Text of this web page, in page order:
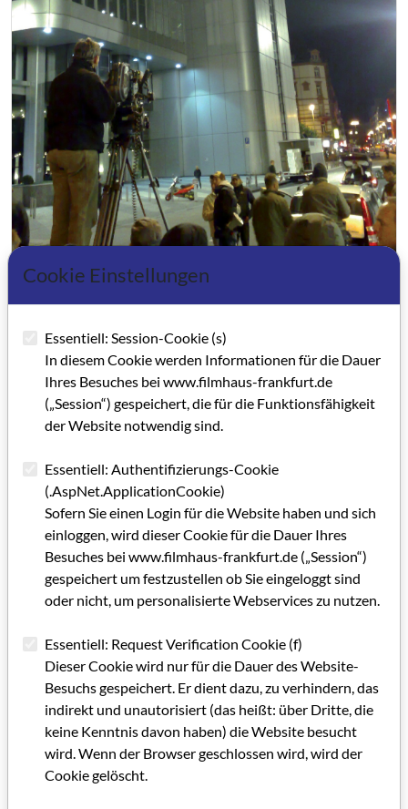
Grußwort
Impressum Filmland Hessen 2/2008
Besonders wertvoll für Zuschauer und Branche
Ein Stück Magie
Landkreis Bergstraße weiterhin im Filmbusiness
engagiert
Von Autos bis Alltagsgegenständen
In die Zukunft gebeamt
Von der Filmschau zum Medienfestival
Die Kameraarbeit im Fokus
Fünf Balken als Erkennungszeichen
Cookie Einstellungen
Essentiell: Session-Cookie (s)
In diesem Cookie werden Informationen für die Dauer
Ihres Besuches bei www.filmhaus-frankfurt.de
(„Session“) gespeichert, die für die Funktionsfähigkeit
der Website notwendig sind.
Essentiell: Authentifizierungs-Cookie
(.AspNet.ApplicationCookie)
Sofern Sie einen Login für die Website haben und sich
einloggen, wird dieser Cookie für die Dauer Ihres
Besuches bei www.filmhaus-frankfurt.de („Session“)
gespeichert um festzustellen ob Sie eingeloggt sind
oder nicht, um personalisierte Webservices zu nutzen.
Essentiell: Request Verification Cookie (f)
Dieser Cookie wird nur für die Dauer des Website-
Besuchs gespeichert. Er dient dazu, zu verhindern, das
indirekt und unautorisiert (das heißt: über Dritte, die
keine Kenntnis davon haben) die Website besucht
wird. Wenn der Browser geschlossen wird, wird der
Cookie gelöscht.